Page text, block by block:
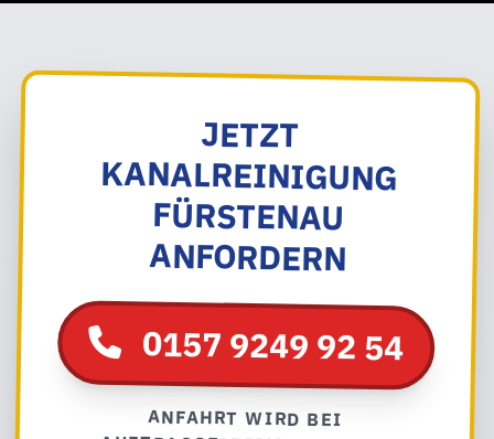
JETZT
KANALREINIGUNG
FÜRSTENAU
ANFORDERN
0157 9249 92 54
ANFAHRT WIRD BEI
AUFTRAGSERTEILUNG NICHT